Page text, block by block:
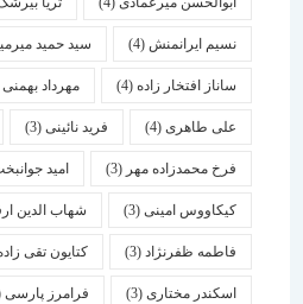
نسیم ایرانمنش(4) سید حمید میرمیران(4)
ساناز افتخار زاده(4) مهرداد بهمنی (4)
علی طاهری(4) فرید نائینی(3)
فرخ محمدزاده مهر(3) امید جوانبخت(3)
کیکاووس امینی(3) شهاب الدین ارفعی(3)
فاطمه ظفرنژاد(3) کتایون تقی زاده(3)
اسكندر مختاری (3) فرامرز پارسی(3)